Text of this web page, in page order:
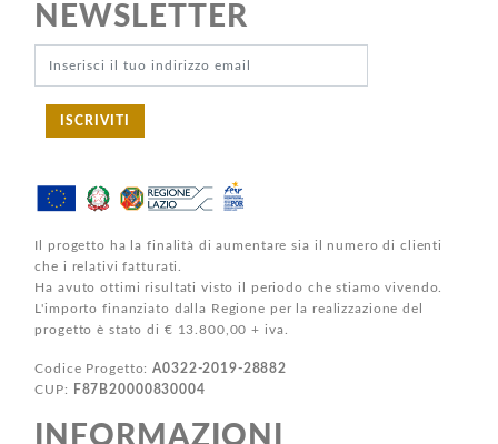
NEWSLETTER
ISCRIVITI
Il progetto ha la finalità di aumentare sia il numero di clienti
che i relativi fatturati.
Ha avuto ottimi risultati visto il periodo che stiamo vivendo.
L'importo finanziato dalla Regione per la realizzazione del
progetto è stato di € 13.800,00 + iva.
Codice Progetto:A0322-2019-28882
CUP:
F87B20000830004
INFORMAZIONI